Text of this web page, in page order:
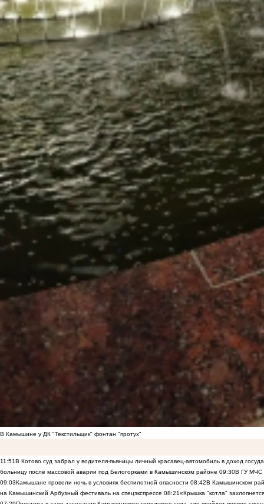
В Камышине у ДК "Текстильщик" фонтан "протух"
11:51В Котово суд забрал у водителя-пьяницы личный красавец-автомобиль в доход
больницу после массовой аварии под Белогорками в Камышинском районе 09:30В ГУ МЧС
09:03Камышане провели ночь в условиях беспилотной опасности 08:42В Камышинском
на Камышинский Арбузный фестиваль на спецэкспрессе 08:21«Крышка "котла"